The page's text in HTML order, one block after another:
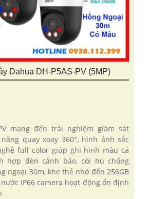
Dahua DH-P5AS-PV (5MP)
PV mang đến trải nghiệm giám sát
quay xoay 360°, hình ảnh sắc
full color giúp ghi hình màu cả
hợp đèn cảnh báo, còi hú chống
ngoại 30m, khe thẻ nhớ đến 256GB
IP66 camera hoạt động ổn định